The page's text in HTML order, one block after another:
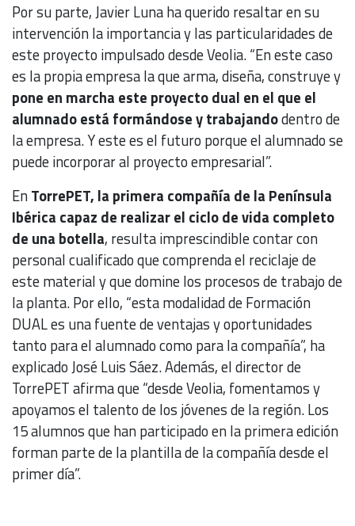
Por su parte, Javier Luna ha querido resaltar en su
intervención la importancia y las particularidades de
este proyecto impulsado desde Veolia. “En este caso
es la propia empresa la que arma, diseña, construye y
pone en marcha este proyecto dual en el que el
alumnado está formándose y trabajandodentro de
la empresa. Y este es el futuro porque el alumnado se
puede incorporar al proyecto empresarial”.
EnTorrePET, la primera compañía de la Península
Ibérica capaz de realizar el ciclo de vida completo
de una botella, resulta imprescindible contar con
personal cualificado que comprenda el reciclaje de
este material y que domine los procesos de trabajo de
la planta. Por ello, “esta modalidad de Formación
DUAL es una fuente de ventajas y oportunidades
tanto para el alumnado como para la compañía”, ha
explicado José Luis Sáez. Además, el director de
TorrePET afirma que “desde Veolia, fomentamos y
apoyamos el talento de los jóvenes de la región. Los
15 alumnos que han participado en la primera edición
forman parte de la plantilla de la compañía desde el
primer día”.